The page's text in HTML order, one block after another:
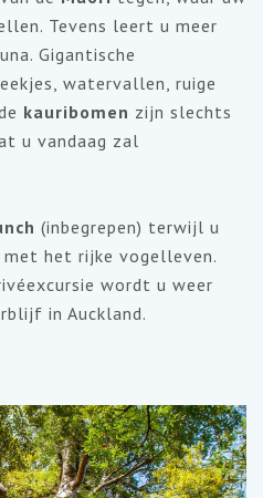
Tevens leert u meer
Gigantische
watervallen, ruige
kauribomen zijn slechts
u vandaag zal
(inbegrepen) terwijl u
met het rijke vogelleven.
wordt u weer
in Auckland.